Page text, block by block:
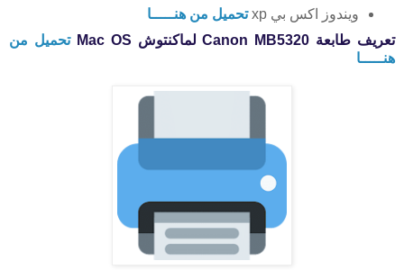
ويندوز اكس بي xp
تحميل من هنـــــا
تعريف طابعة Canon MB5320 لماكنتوش Mac OS
تحميل من
هنـــــا